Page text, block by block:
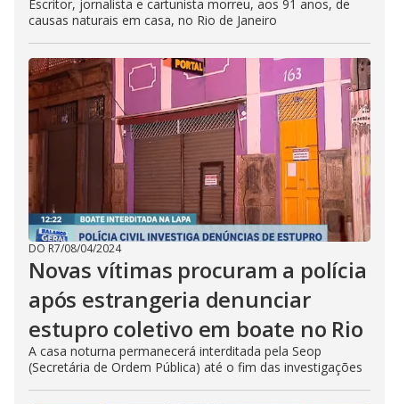
Escritor, jornalista e cartunista morreu, aos 91 anos, de
causas naturais em casa, no Rio de Janeiro
DO R7/08/04/2024
Novas vítimas procuram a polícia
após estrangeria denunciar
estupro coletivo em boate no Rio
A casa noturna permanecerá interditada pela Seop
(Secretária de Ordem Pública) até o fim das investigações